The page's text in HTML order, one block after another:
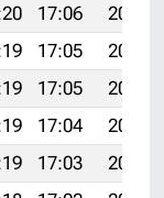
17:06
20:10
17:05
20:09
17:05
20:07
17:04
20:06
17:03
20:05